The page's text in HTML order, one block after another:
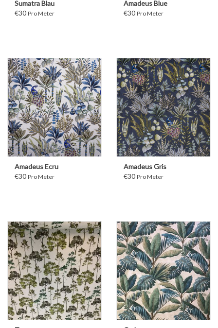
Sumatra Blau
€30 Pro Meter
Amadeus Blue
€30 Pro Meter
Amadeus Ecru
€30 Pro Meter
Amadeus Gris
€30 Pro Meter